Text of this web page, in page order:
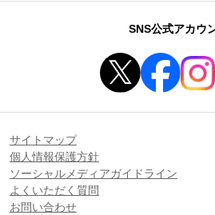
SNS公式アカウ
サイトマップ
個人情報保護方針
ソーシャルメディアガイドライン
よくいただく質問
お問い合わせ